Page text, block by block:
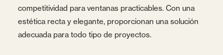
competitividad para ventanas practicables. Con una
estética recta y elegante, proporcionan una solución
adecuada para todo tipo de proyectos.